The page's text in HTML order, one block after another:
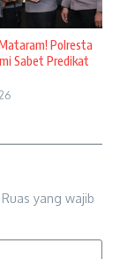
Polresta
Sabet Predikat
Ruas yang wajib